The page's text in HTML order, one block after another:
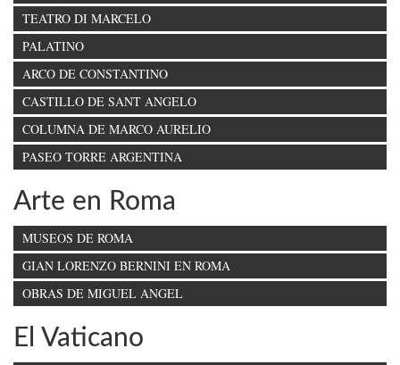
TEATRO DI MARCELO
PALATINO
ARCO DE CONSTANTINO
CASTILLO DE SANT ANGELO
COLUMNA DE MARCO AURELIO
PASEO TORRE ARGENTINA
Arte en Roma
MUSEOS DE ROMA
GIAN LORENZO BERNINI EN ROMA
OBRAS DE MIGUEL ANGEL
El Vaticano